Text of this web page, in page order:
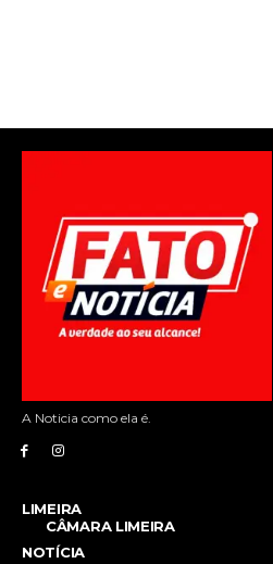
A Noticia como ela é.
LIMEIRA
CÂMARA LIMEIRA
NOTÍCIA